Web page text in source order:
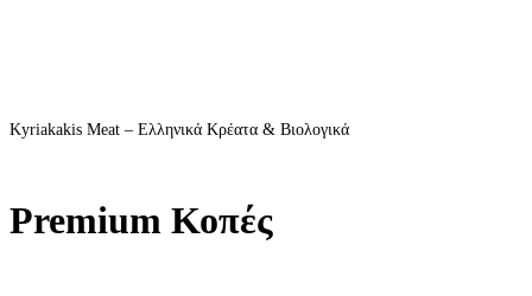
Kyriakakis Meat – Ελληνικά Κρέατα & Βιολογικά
Premium Κοπές